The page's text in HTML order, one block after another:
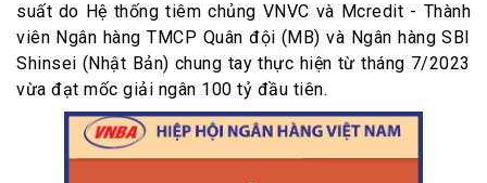
suất do Hệ thống tiêm chủng VNVC và Mcredit - Thành
viên Ngân hàng TMCP Quân đội (MB) và Ngân hàng SBI
Shinsei (Nhật Bản) chung tay thực hiện từ tháng 7/2023
vừa đạt mốc giải ngân 100 tỷ đầu tiên.